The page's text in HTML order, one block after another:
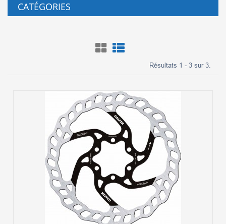
CATÉGORIES
Résultats 1 - 3 sur 3.